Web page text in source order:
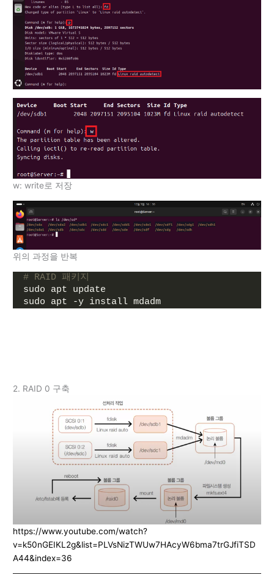
w: write로 저장
위의 과정을 반복
# RAID 패키지
sudo apt update
sudo apt -y install mdadm
2. RAID 0 구축
https://www.youtube.com/watch?
v=k50nGEIKL2g&list=PLVsNizTWUw7HAcyW6bma7trGJfiTSD
A44&index=36